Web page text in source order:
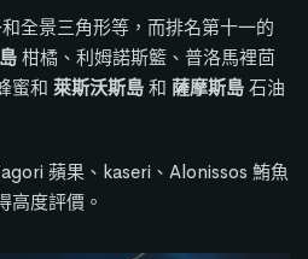
全景三角形等，而排名第十一的
柑橘、利姆諾斯籃、普洛馬裡茴
蜜和 萊斯沃斯島 和 薩摩斯島 石油
蘋果、kaseri、Alonissos 鮪魚
高度評價。